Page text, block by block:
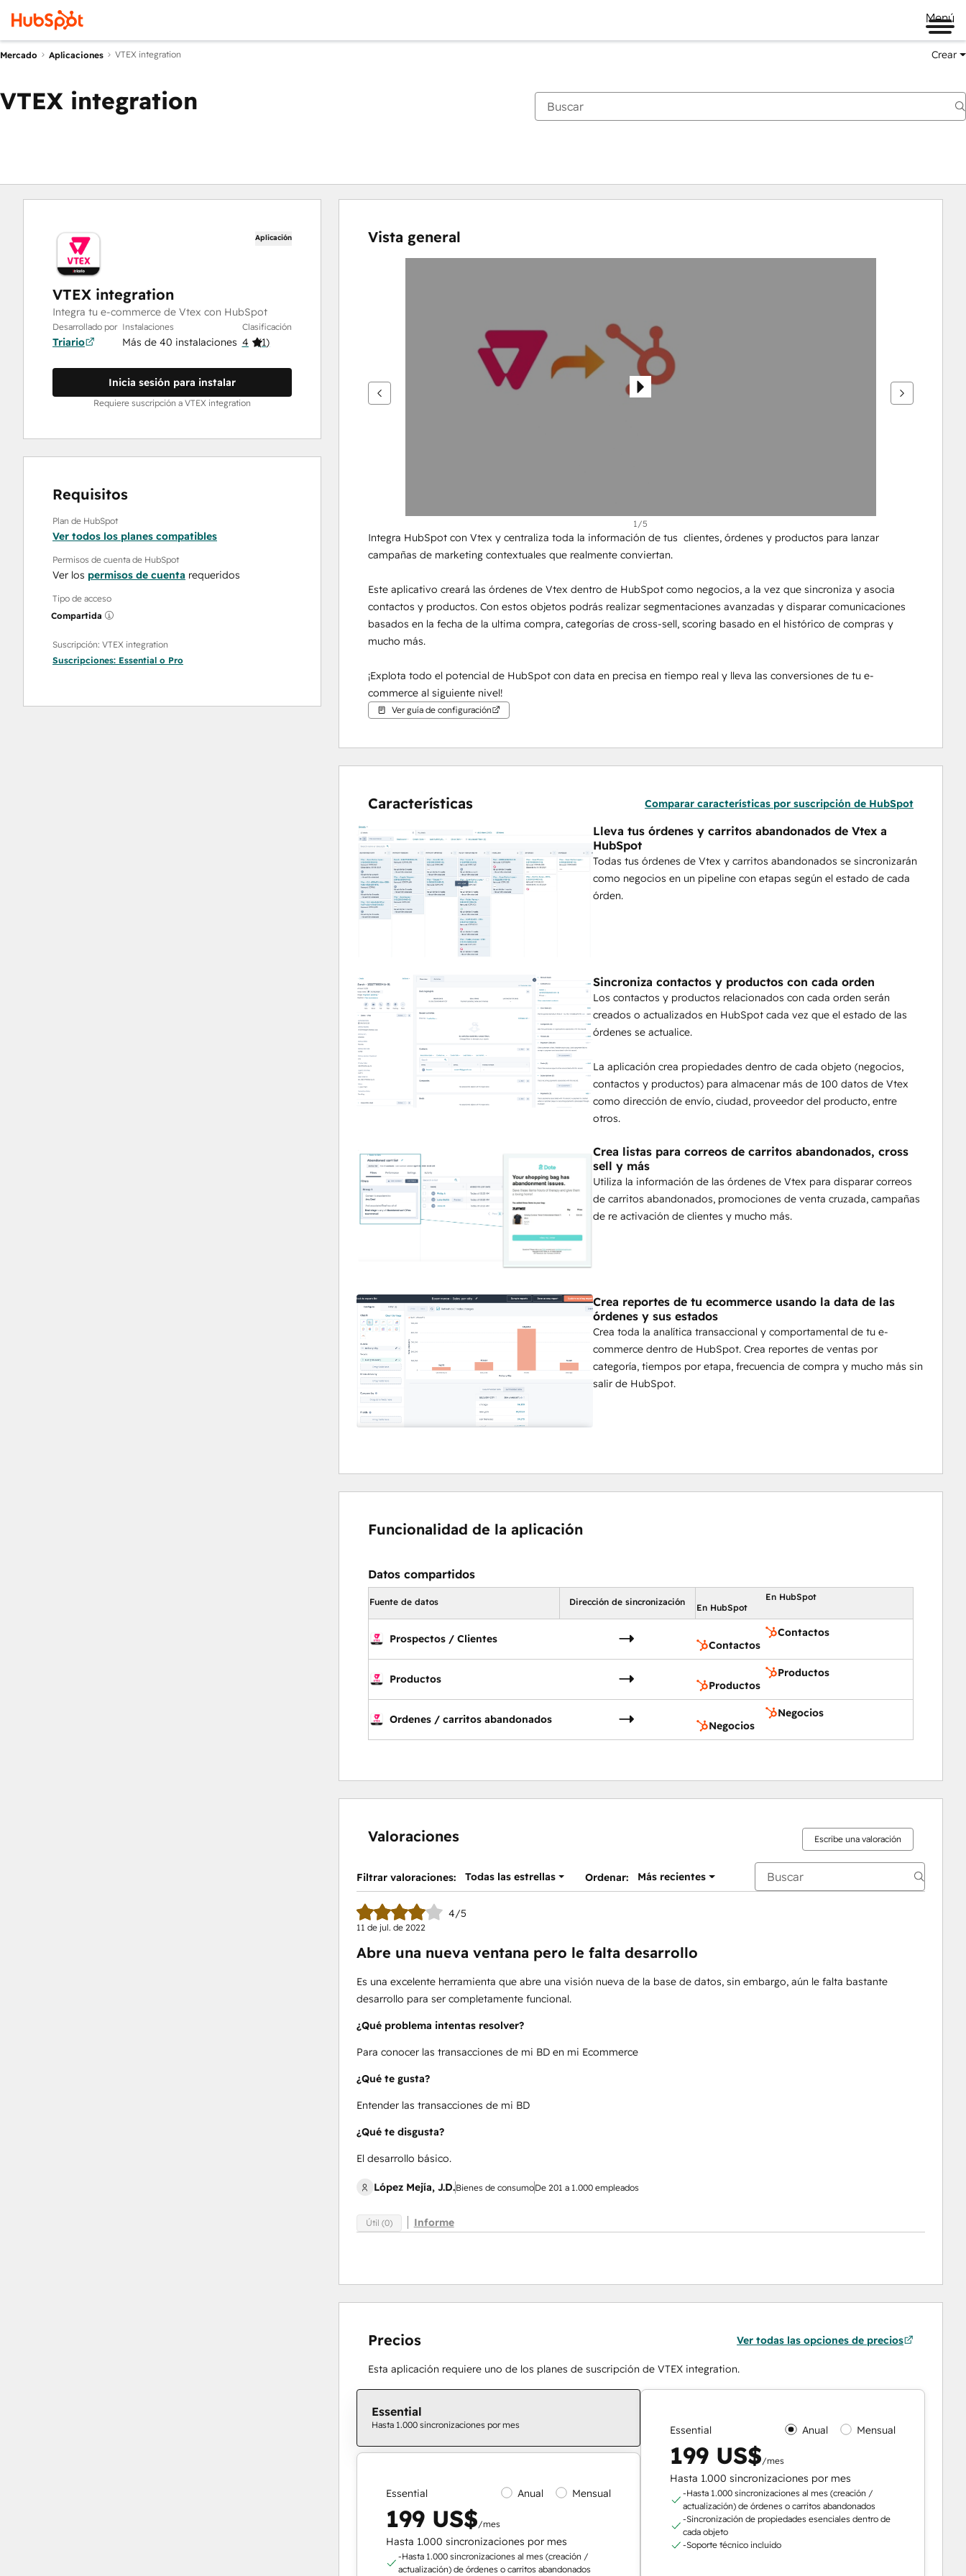
Menú
Mercado Aplicaciones VTEX integration Crear
VTEX integration
Aplicación
VTEX integration
Integra tu e-commerce de Vtex con HubSpot
Desarrollado por
Triario
Instalaciones
Más de 40 instalaciones
Clasificación
4 (1)
Inicia sesión para instalar
Requiere suscripción a VTEX integration
Requisitos
Plan de HubSpot
Ver todos los planes compatibles
Permisos de cuenta de HubSpot
Ver los permisos de cuenta requeridos
Tipo de acceso
Compartida
Suscripción: VTEX integration
Suscripciones: Essential o Pro
Vista general
otros
elementos
1/5
Integra HubSpot con Vtex y centraliza toda la información de tus  clientes, órdenes y productos para lanzar
campañas de marketing contextuales que realmente conviertan.
Este aplicativo creará las órdenes de Vtex dentro de HubSpot como negocios, a la vez que sincroniza y asocia
contactos y productos. Con estos objetos podrás realizar segmentaciones avanzadas y disparar comunicaciones
basados en la fecha de la ultima compra, categorías de cross-sell, scoring basado en el histórico de compras y
mucho más.
¡Explota todo el potencial de HubSpot con data en precisa en tiempo real y lleva las conversiones de tu e-
commerce al siguiente nivel!
Ver guía de configuración
Características Comparar características por suscripción de HubSpot
Lleva tus órdenes y carritos abandonados de Vtex a
HubSpot
Todas tus órdenes de Vtex y carritos abandonados se sincronizarán
como negocios en un pipeline con etapas según el estado de cada
órden.
Sincroniza contactos y productos con cada orden
Los contactos y productos relacionados con cada orden serán
creados o actualizados en HubSpot cada vez que el estado de las
órdenes se actualice.
La aplicación crea propiedades dentro de cada objeto (negocios,
contactos y productos) para almacenar más de 100 datos de Vtex
como dirección de envío, ciudad, proveedor del producto, entre
otros.
Crea listas para correos de carritos abandonados, cross
sell y más
Utiliza la información de las órdenes de Vtex para disparar correos
de carritos abandonados, promociones de venta cruzada, campañas
de re activación de clientes y mucho más.
Crea reportes de tu ecommerce usando la data de las
órdenes y sus estados
Crea toda la analítica transaccional y comportamental de tu e-
commerce dentro de HubSpot. Crea reportes de ventas por
categoría, tiempos por etapa, frecuencia de compra y mucho más sin
salir de HubSpot.
Funcionalidad de la aplicación
Datos compartidos
Fuente de datos Dirección de sincronización
En HubSpot
En HubSpot
Prospectos / Clientes
Contactos
Contactos
Productos
Productos
Productos
Ordenes / carritos abandonados
Negocios
Negocios
Valoraciones Escribe una valoración
Filtrar valoraciones: Todas las estrellas Ordenar: Más recientes
4/5
11 de jul. de 2022
Abre una nueva ventana pero le falta desarrollo
Es una excelente herramienta que abre una visión nueva de la base de datos, sin embargo, aún le falta bastante
desarrollo para ser completamente funcional.
¿Qué problema intentas resolver?
Para conocer las transacciones de mi BD en mi Ecommerce
¿Qué te gusta?
Entender las transacciones de mi BD
¿Qué te disgusta?
El desarrollo básico.
López Mejía, J.D.Bienes de consumoDe 201 a 1.000 empleados
Útil (0) Informe
Precios Ver todas las opciones de precios
Esta aplicación requiere uno de los planes de suscripción de VTEX integration.
Essential
Hasta 1.000 sincronizaciones por mes
Essential Anual Mensual
199 US$/mes
Hasta 1.000 sincronizaciones por mes
-Hasta 1.000 sincronizaciones al mes (creación /
actualización) de órdenes o carritos abandonados
Essential Anual Mensual
199 US$/mes
Hasta 1.000 sincronizaciones por mes
-Hasta 1.000 sincronizaciones al mes (creación /
actualización) de órdenes o carritos abandonados
-Sincronización de propiedades esenciales dentro de
cada objeto
-Soporte técnico incluido